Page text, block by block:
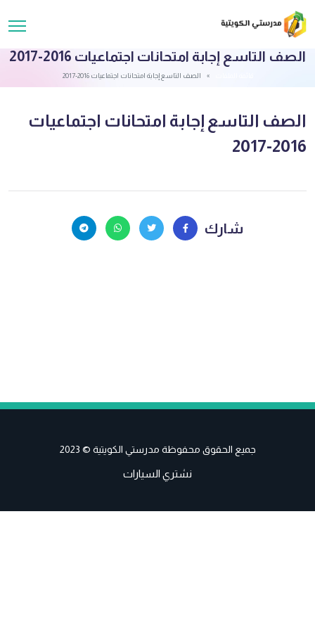
الصف التاسع إجابة امتحانات اجتماعيات 2016-2017
الصف التاسع إجابة امتحانات اجتماعيات 2016-2017
الصف التاسع إجابة امتحانات اجتماعيات
2016-2017
شارك
جميع الحقوق محفوظة مدرستي الكويتية © 2023
نشتري السيارات